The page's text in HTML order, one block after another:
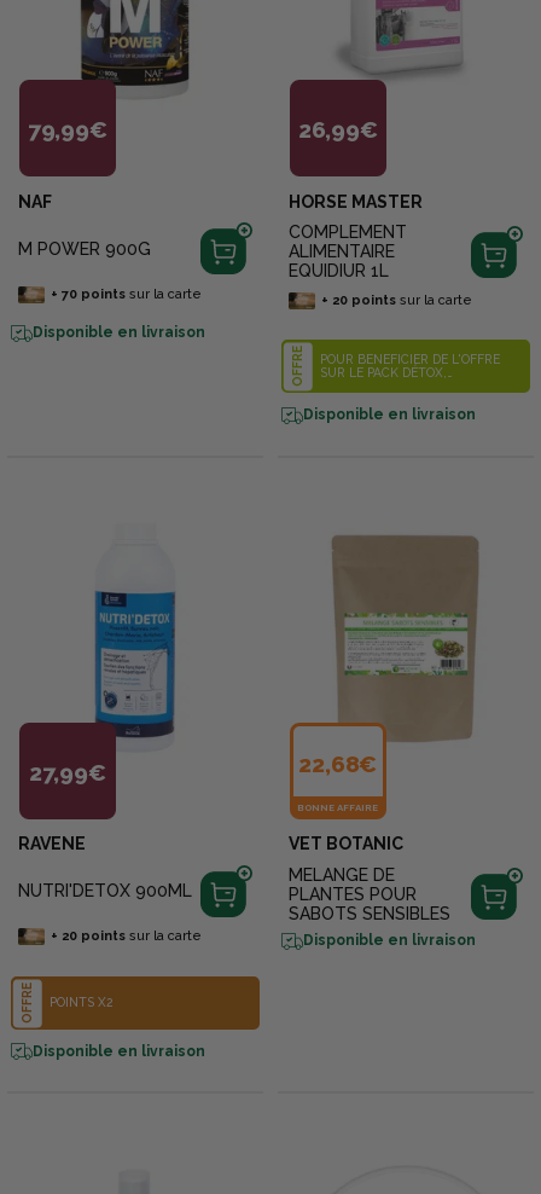
79,99€
NAF
M POWER 900G
+ 70pointssur la carte
Disponible en livraison
26,99€
HORSE MASTER
COMPLEMENT
ALIMENTAIRE
EQUIDIUR 1L
+ 20pointssur la carte
OFFRE
POUR BÉNÉFICIER DE L'OFFRE
SUR LE PACK DÉTOX,
VOTRE PANIER 1 POT
D'ÉQUIFLORA 1.5KG + 1 BIDON
Disponible en livraison
27,99€
RAVENE
NUTRI'DETOX 900ML
+ 20pointssur la carte
OFFRE POINTS X2
Disponible en livraison
22,68€
BONNE AFFAIRE
VET BOTANIC
MELANGE DE
PLANTES POUR
SABOTS SENSIBLES
Disponible en livraison